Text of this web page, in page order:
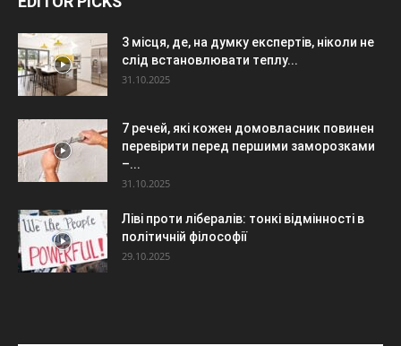
3 місця, де, на думку експертів, ніколи не
слід встановлювати теплу...
31.10.2025
7 речей, які кожен домовласник повинен
перевірити перед першими заморозками
–...
31.10.2025
Ліві проти лібералів: тонкі відмінності в
політичній філософії
29.10.2025